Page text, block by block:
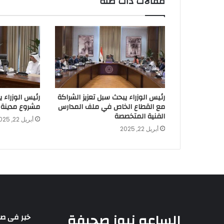
رئيس الوزراء يبحث سبل تعزيز الشراكة
مع القطاع الخاص في ملف المدارس
الفنية المتخصصة
أبريل 22, 2025
رئيس
مشروع
أبريل 22, 2025
خبر فى